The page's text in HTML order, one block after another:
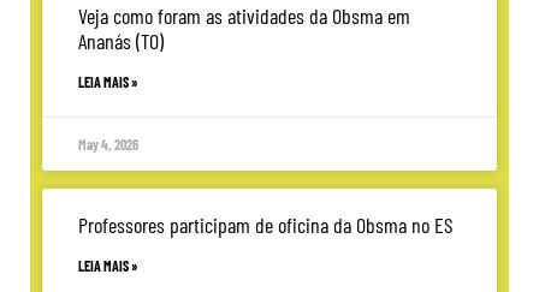
Veja como foram as atividades da Obsma em
Ananás (TO)
LEIA MAIS »
May 4, 2026
Professores participam de oficina da Obsma no ES
LEIA MAIS »